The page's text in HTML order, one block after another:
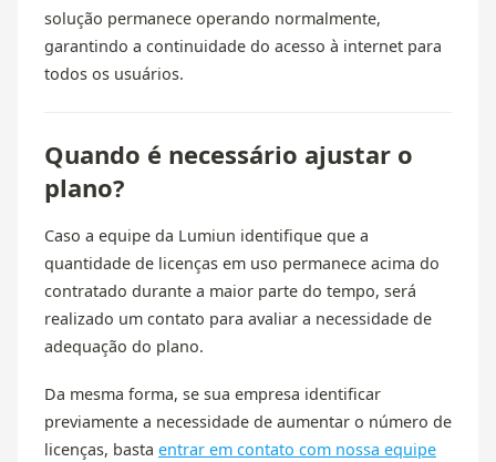
solução permanece operando normalmente,
garantindo a continuidade do acesso à internet para
todos os usuários.
Quando é necessário ajustar o
plano?
Caso a equipe da Lumiun identifique que a
quantidade de licenças em uso permanece acima do
contratado durante a maior parte do tempo, será
realizado um contato para avaliar a necessidade de
adequação do plano.
Da mesma forma, se sua empresa identificar
previamente a necessidade de aumentar o número de
licenças, basta entrar em contato com nossa equipe